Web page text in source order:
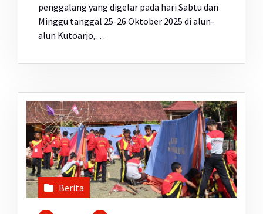
penggalang yang digelar pada hari Sabtu dan
Minggu tanggal 25-26 Oktober 2025 di alun-
alun Kutoarjo,…
Berita